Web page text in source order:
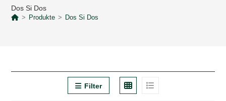
Dos Si Dos
> Produkte > Dos Si Dos
Filter